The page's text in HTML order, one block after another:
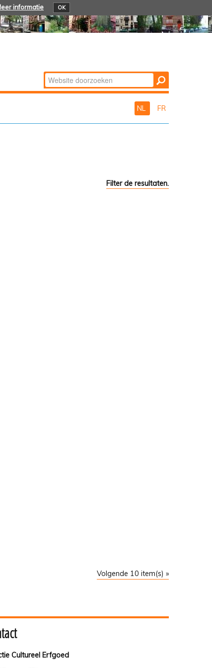
informatie OK
Zoek
Geavanceerd
NL FR
Filter de resultaten.
Volgende 10 item(s) »
Cultureel Erfgoed